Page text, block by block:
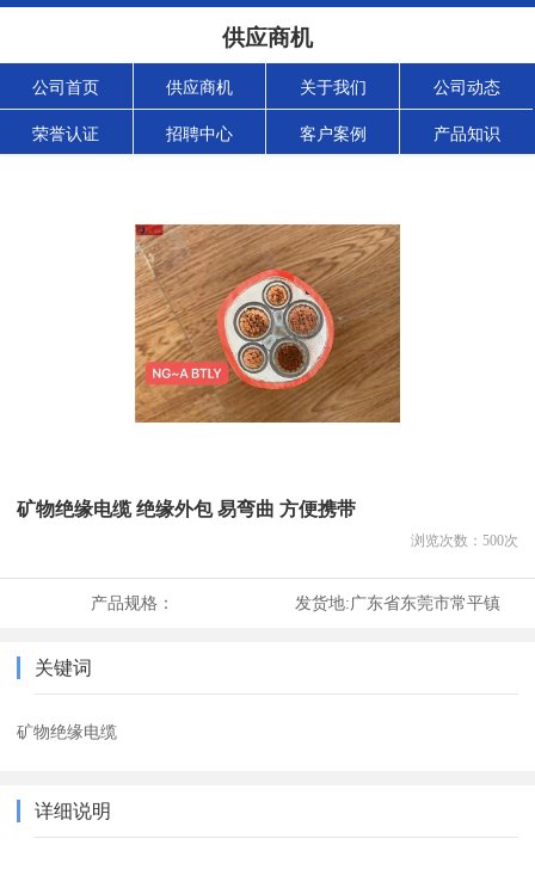
供应商机
公司首页 供应商机 关于我们 公司动态
荣誉认证 招聘中心 客户案例 产品知识
矿物绝缘电缆 绝缘外包 易弯曲 方便携带
浏览次数： 500次
产品规格： 发货地:广东省东莞市常平镇
关键词
矿物绝缘电缆
详细说明